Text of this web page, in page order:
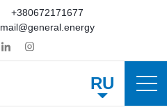
+380672171677
mail@general.energy
RU